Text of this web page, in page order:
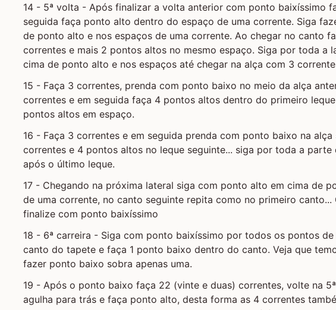
14 - 5ª volta - Após finalizar a volta anterior com ponto baixíssimo
seguida faça ponto alto dentro do espaço de uma corrente. Siga
de ponto alto e nos espaços de uma corrente. Ao chegar no canto
correntes e mais 2 pontos altos no mesmo espaço. Siga por toda a
cima de ponto alto e nos espaços até chegar na alça com 3
15 - Faça 3 correntes, prenda com ponto baixo no meio da alça
correntes e em seguida faça 4 pontos altos dentro do primeiro
pontos altos em espaço.
16 - Faça 3 correntes e em seguida prenda com ponto baixo na alça
correntes e 4 pontos altos no leque seguinte... siga por toda a
após o último leque.
17 - Chegando na próxima lateral siga com ponto alto em cima de
de uma corrente, no canto seguinte repita como no primeiro
finalize com ponto baixíssimo
18 - 6ª carreira - Siga com ponto baixíssimo por todos os pontos
canto do tapete e faça 1 ponto baixo dentro do canto. Veja que
fazer ponto baixo sobra apenas uma.
19 - Após o ponto baixo faça 22 (vinte e duas) correntes, volte na
agulha para trás e faça ponto alto, desta forma as 4 correntes